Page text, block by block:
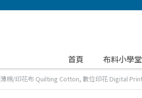
首頁 布料小學堂
薄棉/印花布 Quilting Cotton, 數位印花 Digital